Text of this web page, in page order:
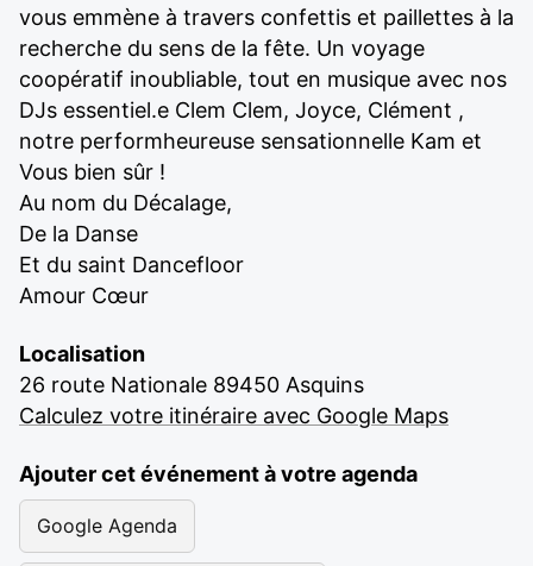
vous emmène à travers confettis et paillettes à la
recherche du sens de la fête. Un voyage
coopératif inoubliable, tout en musique avec nos
DJs essentiel.e Clem Clem, Joyce, Clément ,
notre performheureuse sensationnelle Kam et
Vous bien sûr !
Au nom du Décalage,
De la Danse
Et du saint Dancefloor
Amour Cœur
Localisation
26 route Nationale 89450 Asquins
Calculez votre itinéraire avec Google Maps
Ajouter cet événement à votre agenda
Google Agenda